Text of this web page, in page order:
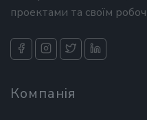
проектами та своїм
Компанія